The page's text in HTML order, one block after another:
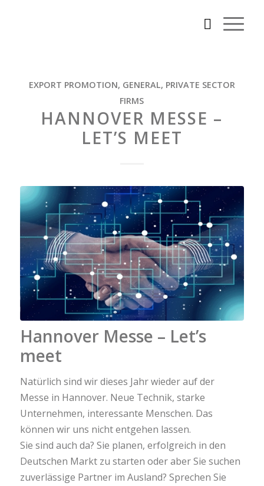
EXPORT PROMOTION, GENERAL, PRIVATE SECTOR
FIRMS
HANNOVER MESSE –
LET’S MEET
Hannover Messe – Let’s
meet
Natürlich sind wir dieses Jahr wieder auf der
Messe in Hannover. Neue Technik, starke
Unternehmen, interessante Menschen. Das
können wir uns nicht entgehen lassen.
Sie sind auch da? Sie planen, erfolgreich in den
Deutschen Markt zu starten oder aber Sie suchen
zuverlässige Partner im Ausland? Sprechen Sie